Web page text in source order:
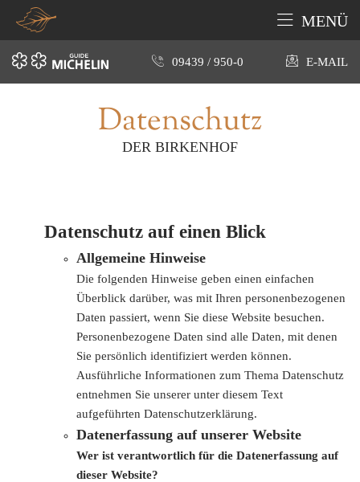
MENÜ
09439 / 950-0 E-MAIL
Datenschutz
DER BIRKENHOF
Datenschutz auf einen Blick
Allgemeine Hinweise
Die folgenden Hinweise geben einen einfachen
Überblick darüber, was mit Ihren personenbezogenen
Daten passiert, wenn Sie diese Website besuchen.
Personenbezogene Daten sind alle Daten, mit denen
Sie persönlich identifiziert werden können.
Ausführliche Informationen zum Thema Datenschutz
entnehmen Sie unserer unter diesem Text
aufgeführten Datenschutzerklärung.
Datenerfassung auf unserer Website
Wer ist verantwortlich für die Datenerfassung auf
dieser Website?